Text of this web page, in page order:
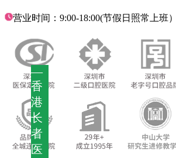
—
香
港
长
者
医
营业时间：9:00-18:00(节假日照常上班）